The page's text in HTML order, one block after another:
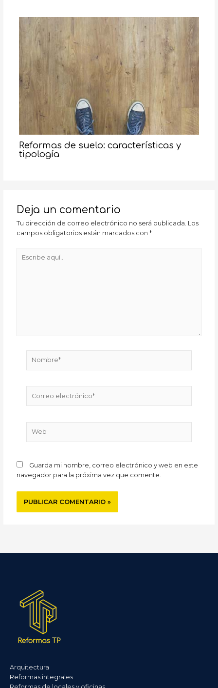
Reformas de suelo: características y
tipología
Deja un comentario
Tu dirección de correo electrónico no será publicada. Los
campos obligatorios están marcados con*
aquí...
electrónico*
Guarda mi nombre, correo electrónico y web en este
navegador para la próxima vez que comente.
Arquitectura
Reformas integrales